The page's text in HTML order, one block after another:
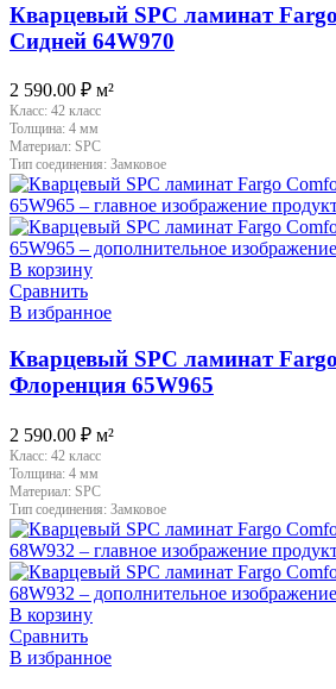
Кварцевый SPC ламинат
Сидней 64W970
2 590.00 ₽ м²
Класс: 42 класс
Толщина: 4 мм
Материал: SPC
Тип соединения: Замковое
В корзину
Сравнить
В избранное
Кварцевый SPC ламинат
Флоренция 65W965
2 590.00 ₽ м²
Класс: 42 класс
Толщина: 4 мм
Материал: SPC
Тип соединения: Замковое
В корзину
Сравнить
В избранное